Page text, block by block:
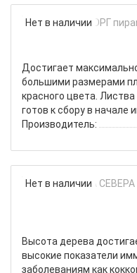
Нет в наличии
Достигает
большими размерами
красного цвета.
готов к сбору в начале
Производитель:
Нет в наличии
Высота дерева
высокие показатели
заболеваниям как